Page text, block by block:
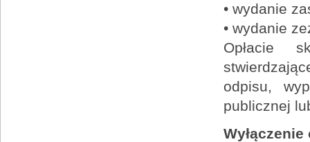
• wydanie
• wydanie
Opłacie
odpisu,
publicznej